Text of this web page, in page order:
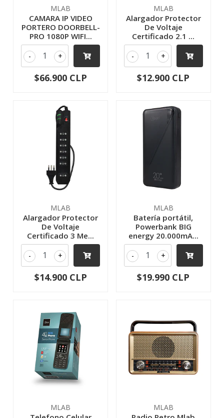
MLAB
CAMARA IP VIDEO
PORTERO DOORBELL-
PRO 1080P WIFI...
+
-
$66.900 CLP
MLAB
Alargador Protector
De Voltaje
Certificado 2.1 ...
+
-
$12.900 CLP
MLAB
Alargador Protector
De Voltaje
Certificado 3 Me...
+
-
$14.900 CLP
MLAB
Batería portátil,
Powerbank BIG
energy 20.000mA...
+
-
$19.990 CLP
MLAB MLAB